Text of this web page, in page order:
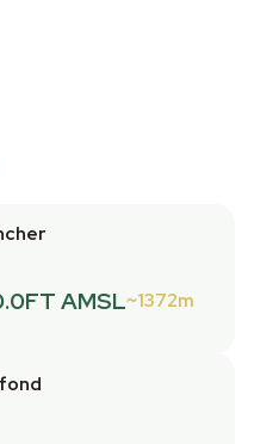
AMSL 1372m